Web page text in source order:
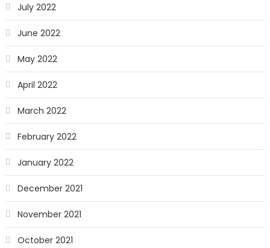
July 2022
June 2022
May 2022
April 2022
March 2022
February 2022
January 2022
December 2021
November 2021
October 2021